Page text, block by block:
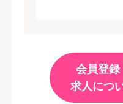
会員登録
求人につ